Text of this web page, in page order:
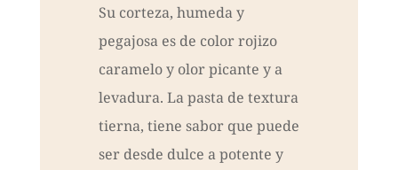
Su corteza, humeda y
pegajosa es de color rojizo
caramelo y olor picante y a
levadura. La pasta de textura
tierna, tiene sabor que puede
ser desde dulce a potente y